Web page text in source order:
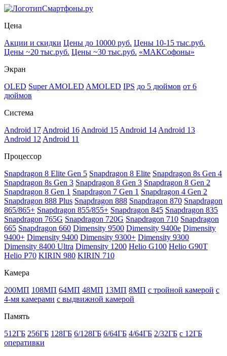
Смартфоны.ру
Цена
Акции и скидки Цены до 10000 руб. Цены 10-15 тыс.руб.
Цены ~20 тыс.руб. Цены ~30 тыс.руб. «МАКСофоны»
Экран
OLED Super AMOLED AMOLED IPS до 5 дюймов от 6
дюймов
Система
Android 17 Android 16 Android 15 Android 14 Android 13
Android 12 Android 11
Процессор
Snapdragon 8 Elite Gen 5 Snapdragon 8 Elite Snapdragon 8s Gen 4
Snapdragon 8s Gen 3 Snapdragon 8 Gen 3 Snapdragon 8 Gen 2
Snapdragon 8 Gen 1 Snapdragon 7 Gen 1 Snapdragon 4 Gen 2
Snapdragon 888 Plus Snapdragon 888 Snapdragon 870 Snapdragon
865/865+ Snapdragon 855/855+ Snapdragon 845 Snapdragon 835
Snapdragon 765G Snapdragon 720G Snapdragon 710 Snapdragon
665 Snapdragon 660 Dimensity 9500 Dimensity 9400e Dimensity
9400+ Dimensity 9400 Dimensity 9300+ Dimensity 9300
Dimensity 8400 Ultra Dimensity 1200 Helio G100 Helio G90T
Helio P70 KIRIN 980 KIRIN 710
Камера
200МП 108МП 64МП 48МП 13МП 8МП с тройной камерой с
4-мя камерами с выдвижной камерой
Память
512ГБ 256ГБ 128ГБ 6/128ГБ 6/64ГБ 4/64ГБ 2/32ГБ с 12ГБ
оперативки